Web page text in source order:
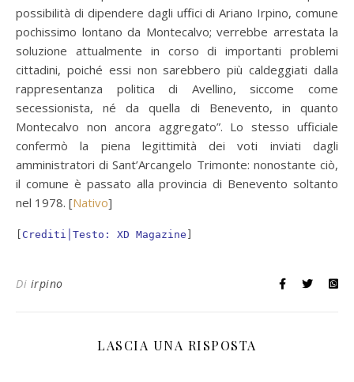
possibilità di dipendere dagli uffici di Ariano Irpino, comune
pochissimo lontano da Montecalvo; verrebbe arrestata la
soluzione attualmente in corso di importanti problemi
cittadini, poiché essi non sarebbero più caldeggiati dalla
rappresentanza politica di Avellino, siccome come
secessionista, né da quella di Benevento, in quanto
Montecalvo non ancora aggregato”. Lo stesso ufficiale
confermò la piena legittimità dei voti inviati dagli
amministratori di Sant’Arcangelo Trimonte: nonostante ciò,
il comune è passato alla provincia di Benevento soltanto
nel 1978. [Nativo]
Crediti│Testo: XD Magazine
Di irpino
LASCIA UNA RISPOSTA